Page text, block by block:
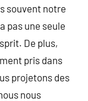
souvent notre
pas une seule
De plus,
pris dans
projetons des
nous